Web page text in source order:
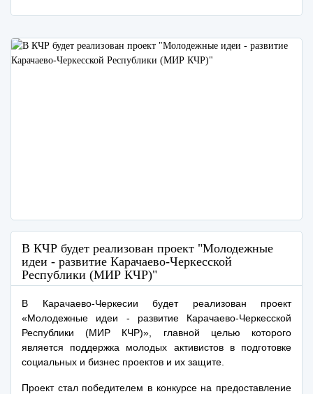
В КЧР будет реализован проект "Молодежные
идеи - развитие Карачаево-Черкесской
Республики (МИР КЧР)"
В Карачаево-Черкесии будет реализован проект
«Молодежные идеи - развитие Карачаево-Черкесской
Республики (МИР КЧР)», главной целью которого
является поддержка молодых активистов в подготовке
социальных и бизнес проектов и их защите.
Проект стал победителем в конкурсе на предоставление